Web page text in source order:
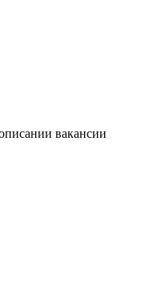
вакансии